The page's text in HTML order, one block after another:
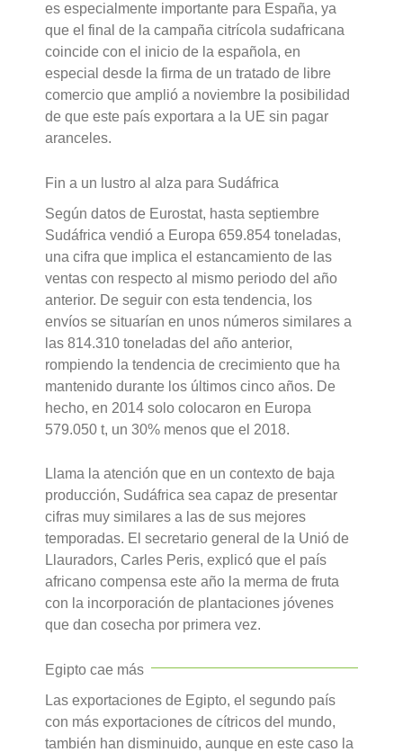
es especialmente importante para España, ya
que el final de la campaña citrícola sudafricana
coincide con el inicio de la española, en
especial desde la firma de un tratado de libre
comercio que amplió a noviembre la posibilidad
de que este país exportara a la UE sin pagar
aranceles.
Fin a un lustro al alza para Sudáfrica
Según datos de Eurostat, hasta septiembre
Sudáfrica vendió a Europa 659.854 toneladas,
una cifra que implica el estancamiento de las
ventas con respecto al mismo periodo del año
anterior. De seguir con esta tendencia, los
envíos se situarían en unos números similares a
las 814.310 toneladas del año anterior,
rompiendo la tendencia de crecimiento que ha
mantenido durante los últimos cinco años. De
hecho, en 2014 solo colocaron en Europa
579.050 t, un 30% menos que el 2018.
Llama la atención que en un contexto de baja
producción, Sudáfrica sea capaz de presentar
cifras muy similares a las de sus mejores
temporadas. El secretario general de la Unió de
Llauradors, Carles Peris, explicó que el país
africano compensa este año la merma de fruta
con la incorporación de plantaciones jóvenes
que dan cosecha por primera vez.
Egipto cae más
Las exportaciones de Egipto, el segundo país
con más exportaciones de cítricos del mundo,
también han disminuido, aunque en este caso la